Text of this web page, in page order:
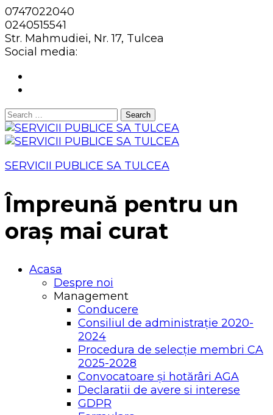
0747022040
0240515541
Str. Mahmudiei, Nr. 17, Tulcea
Social media:
Search
for:
SERVICII PUBLICE SA TULCEA
Împreună pentru un
oraș mai curat
Acasa
Despre noi
Management
Conducere
Consiliul de administrație 2020-
2024
Procedura de selecție membri CA
2025-2028
Convocatoare și hotărâri AGA
Declaratii de avere si interese
GDPR